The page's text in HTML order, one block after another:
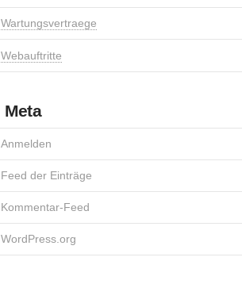
Wartungsvertraege
Webauftritte
Meta
Anmelden
Feed der Einträge
Kommentar-Feed
WordPress.org